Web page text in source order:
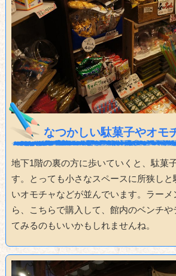
なつかしい駄菓子やオモ
地下1階の裏の方に歩いていくと、駄菓
す。とっても小さなスペースに所狭しと
いオモチャなどが並んでいます。ラーメ
ら、こちらで購入して、館内のベンチ
てみるのもいいかもしれませんね。